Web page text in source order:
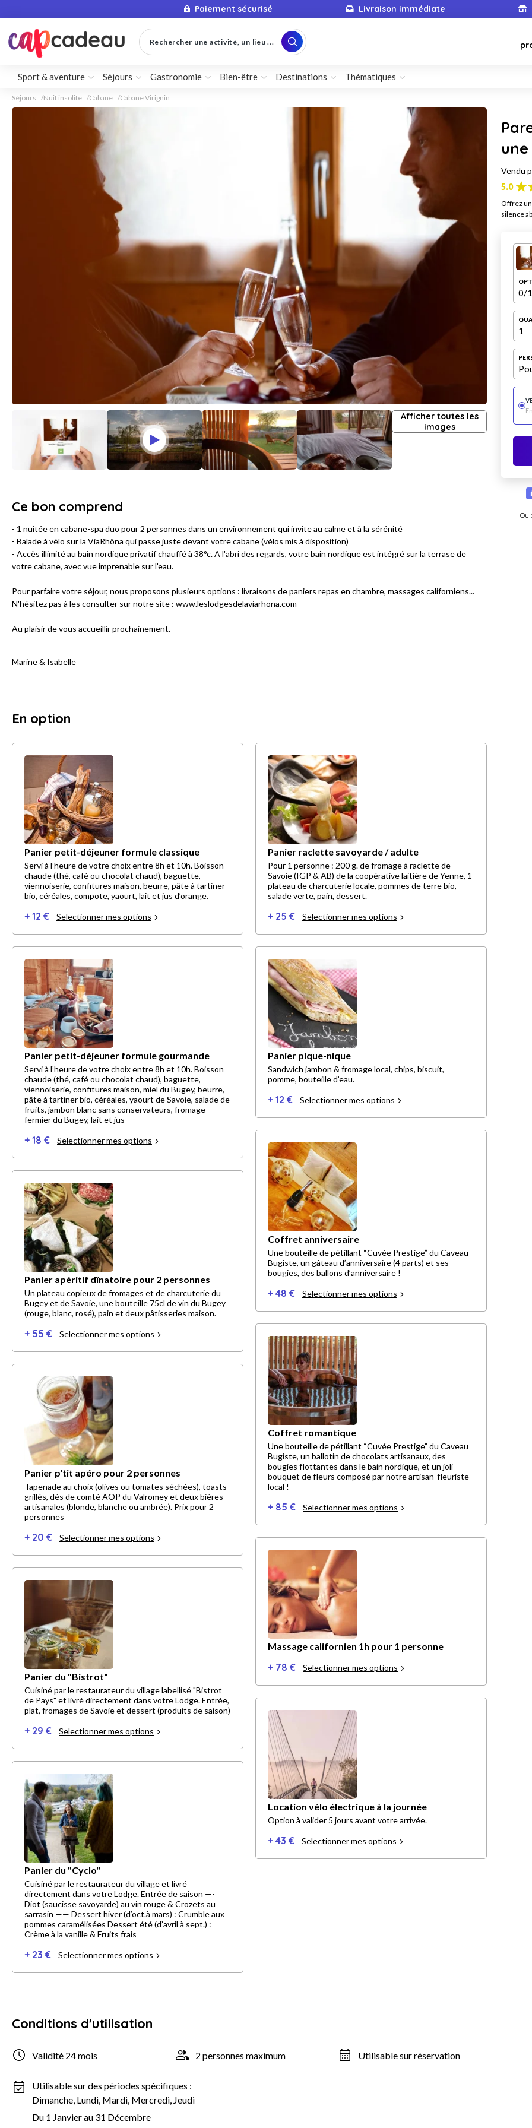
Paiement sécurisé Livraison immédiate
Rechercher une activité, un lieu ...
Sport & aventure Séjours Gastronomie Bien-être Destinations Thématiques
Séjours Nuit insolite Cabane Cabane Virignin
Afficher toutes les
images
Vendu
5.0
Offrez
silence
0/
1
Ou
Ce bon comprend
- 1 nuitée en cabane-spa duo pour 2 personnes dans un environnement qui invite au calme et à la sérénité
- Balade à vélo sur la ViaRhôna qui passe juste devant votre cabane (vélos mis à disposition)
- Accès illimité au bain nordique privatif chauffé à 38°c. A l'abri des regards, votre bain nordique est intégré sur la terrase de
votre cabane, avec vue imprenable sur l'eau.
Pour parfaire votre séjour, nous proposons plusieurs options : livraisons de paniers repas en chambre, massages californiens...
N'hésitez pas à les consulter sur notre site : www.leslodgesdelaviarhona.com
Au plaisir de vous accueillir prochainement.
Marine & Isabelle
En option
Panier petit-déjeuner formule classique
Servi à l’heure de votre choix entre 8h et 10h. Boisson
chaude (thé, café ou chocolat chaud), baguette,
viennoiserie, confitures maison, beurre, pâte à tartiner
bio, céréales, compote, yaourt, lait et jus d’orange.
+ 12 € Selectionner mes options
Panier petit-déjeuner formule gourmande
Servi à l’heure de votre choix entre 8h et 10h. Boisson
chaude (thé, café ou chocolat chaud), baguette,
viennoiserie, confitures maison, miel du Bugey, beurre,
pâte à tartiner bio, céréales, yaourt de Savoie, salade de
fruits, jambon blanc sans conservateurs, fromage
fermier du Bugey, lait et jus
+ 18 € Selectionner mes options
Panier apéritif dînatoire pour 2 personnes
Un plateau copieux de fromages et de charcuterie du
Bugey et de Savoie, une bouteille 75cl de vin du Bugey
(rouge, blanc, rosé), pain et deux pâtisseries maison.
+ 55 € Selectionner mes options
Panier p'tit apéro pour 2 personnes
Tapenade au choix (olives ou tomates séchées), toasts
grillés, dés de comté AOP du Valromey et deux bières
artisanales (blonde, blanche ou ambrée). Prix pour 2
personnes
+ 20 € Selectionner mes options
Panier du "Bistrot"
Cuisiné par le restaurateur du village labellisé "Bistrot
de Pays" et livré directement dans votre Lodge. Entrée,
plat, fromages de Savoie et dessert (produits de saison)
+ 29 € Selectionner mes options
Panier du "Cyclo"
Cuisiné par le restaurateur du village et livré
directement dans votre Lodge. Entrée de saison —-
Diot (saucisse savoyarde) au vin rouge & Crozets au
sarrasin —— Dessert hiver (d’oct.à mars) : Crumble aux
pommes caramélisées Dessert été (d’avril à sept.) :
Crème à la vanille & Fruits frais
+ 23 € Selectionner mes options
Panier raclette savoyarde / adulte
Pour 1 personne : 200 g. de fromage à raclette de
Savoie (IGP & AB) de la coopérative laitière de Yenne, 1
plateau de charcuterie locale, pommes de terre bio,
salade verte, pain, dessert.
+ 25 € Selectionner mes options
Panier pique-nique
Sandwich jambon & fromage local, chips, biscuit,
pomme, bouteille d’eau.
+ 12 € Selectionner mes options
Coffret anniversaire
Une bouteille de pétillant “Cuvée Prestige” du Caveau
Bugiste, un gâteau d’anniversaire (4 parts) et ses
bougies, des ballons d’anniversaire !
+ 48 € Selectionner mes options
Coffret romantique
Une bouteille de pétillant “Cuvée Prestige” du Caveau
Bugiste, un ballotin de chocolats artisanaux, des
bougies flottantes dans le bain nordique, et un joli
bouquet de fleurs composé par notre artisan-fleuriste
local !
+ 85 € Selectionner mes options
Massage californien 1h pour 1 personne
+ 78 € Selectionner mes options
Location vélo électrique à la journée
Option à valider 5 jours avant votre arrivée.
+ 43 € Selectionner mes options
Conditions d'utilisation
Validité 24 mois 2 personnes maximum Utilisable sur réservation
Utilisable sur des périodes spécifiques :
Dimanche, Lundi, Mardi, Mercredi, Jeudi
Du 1 Janvier au 31 Décembre